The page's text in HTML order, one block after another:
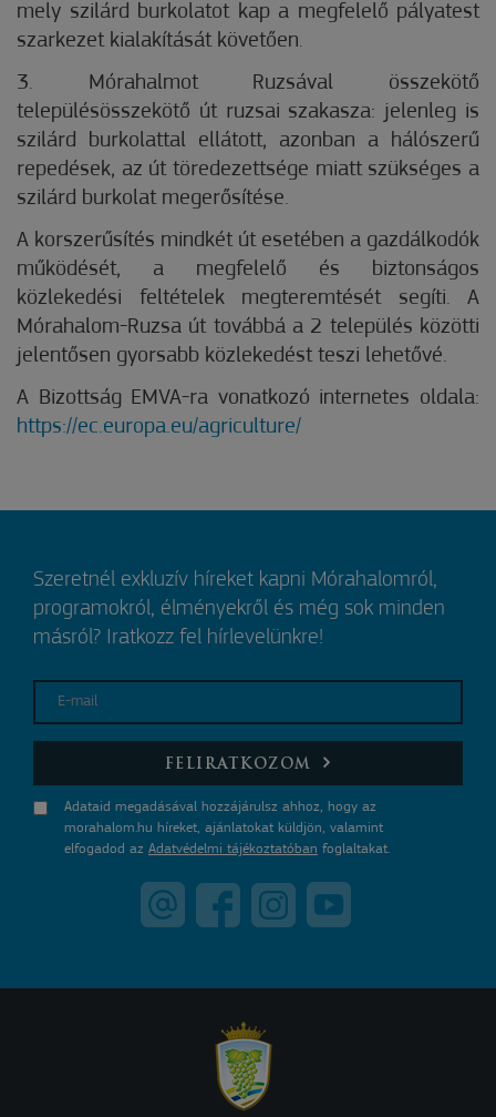
mely szilárd burkolatot kap a megfelelő pályatest
szarkezet kialakítását követően.
3. Mórahalmot Ruzsával összekötő
településösszekötő út ruzsai szakasza: jelenleg is
szilárd burkolattal ellátott, azonban a hálószerű
repedések, az út töredezettsége miatt szükséges a
szilárd burkolat megerősítése.
A korszerűsítés mindkét út esetében a gazdálkodók
működését, a megfelelő és biztonságos
közlekedési feltételek megteremtését segíti. A
Mórahalom-Ruzsa út továbbá a 2 település közötti
jelentősen gyorsabb közlekedést teszi lehetővé.
A Bizottság EMVA-ra vonatkozó internetes oldala:
https://ec.europa.eu/agriculture/
Szeretnél exkluzív híreket kapni Mórahalomról,
programokról, élményekről és még sok minden
másról? Iratkozz fel hírlevelünkre!
E-mail
FELIRATKOZOM
Adataid megadásával hozzájárulsz ahhoz, hogy az
morahalom.hu híreket, ajánlatokat küldjön, valamint
elfogadod az Adatvédelmi tájékoztatóban foglaltakat.